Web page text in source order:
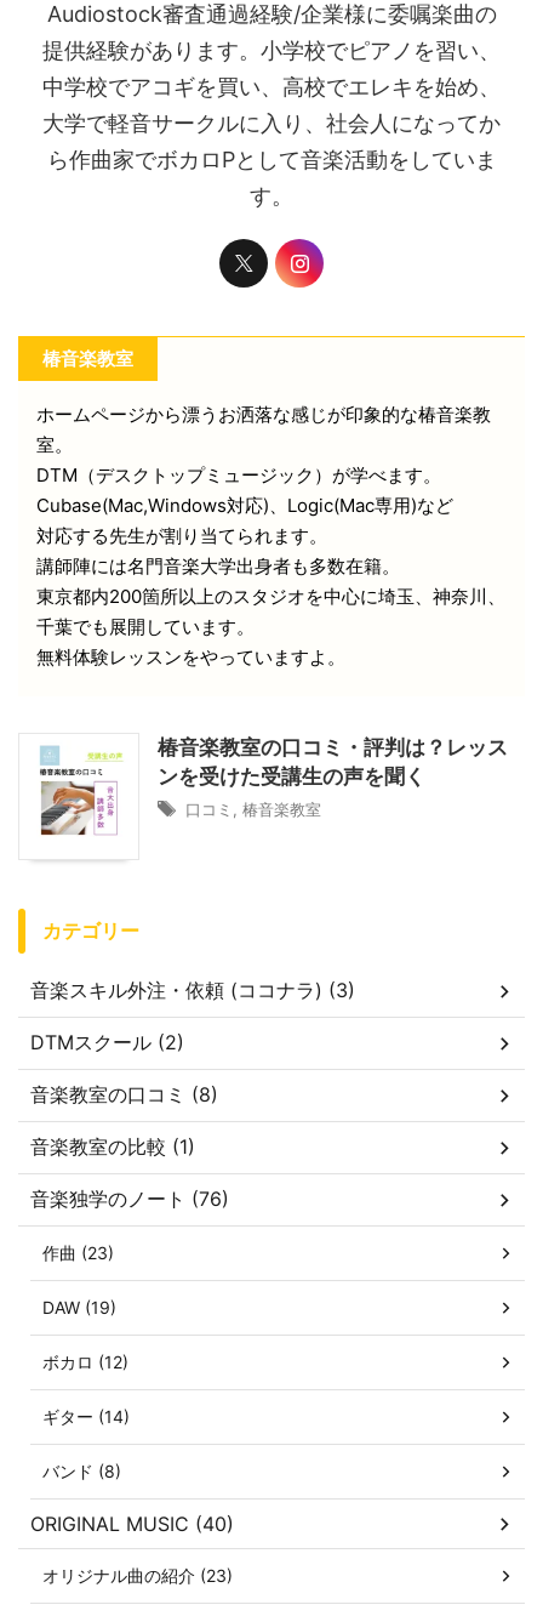
Audiostock審査通過経験/企業様に委嘱楽曲の
提供経験があります。小学校でピアノを習い、
中学校でアコギを買い、高校でエレキを始め、
大学で軽音サークルに入り、社会人になってか
ら作曲家でボカロPとして音楽活動をしていま
す。
椿音楽教室
ホームページから漂うお洒落な感じが印象的な椿音楽教
室。
DTM（デスクトップミュージック）が学べます。
Cubase(Mac,Windows対応)、Logic(Mac専用)など
対応する先生が割り当てられます。
講師陣には名門音楽大学出身者も多数在籍。
東京都内200箇所以上のスタジオを中心に埼玉、神奈川、
千葉でも展開しています。
無料体験レッスンをやっていますよ。
椿音楽教室の口コミ・評判は？レッス
ンを受けた受講生の声を聞く
口コミ 椿音楽教室
カテゴリー
音楽スキル外注・依頼 (ココナラ) (3)
DTMスクール (2)
音楽教室の口コミ (8)
音楽教室の比較 (1)
音楽独学のノート (76)
作曲 (23)
DAW (19)
ボカロ (12)
ギター (14)
バンド (8)
ORIGINAL MUSIC (40)
オリジナル曲の紹介 (23)